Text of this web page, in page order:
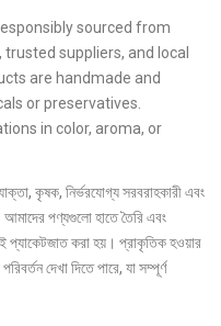
sourced from
suppliers, and local
are handmade and
or preservatives.
in color, aroma, or
কৃষক, নির্ভরযোগ্য সরবরাহকারী এবং
আমাদের পণ্যগুলো হাতে তৈরি এবং
প্যাকেটজাত করা হয়। প্রাকৃতিক হওয়ার
দেখা দিতে পারে, যা সম্পূর্ণ